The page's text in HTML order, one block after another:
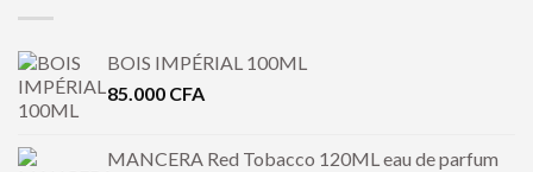
BOIS IMPÉRIAL 100ML
85.000 CFA
MANCERA Red Tobacco 120ML eau de parfum